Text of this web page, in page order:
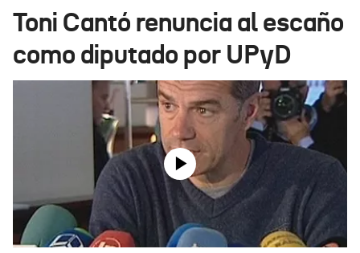
Ikusmiran
Eguraldia
Toni Cantó renuncia al escaño
como diputado por UPyD